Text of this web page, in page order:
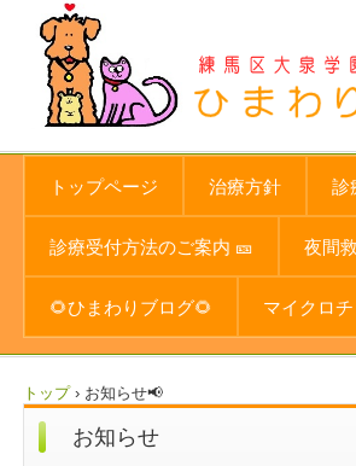
トップページ 治療方針 診
診療受付方法のご案内 🎫 夜間
🌻ひまわりブログ🌻 マイクロ
トップ › お知らせ📢
お知らせ